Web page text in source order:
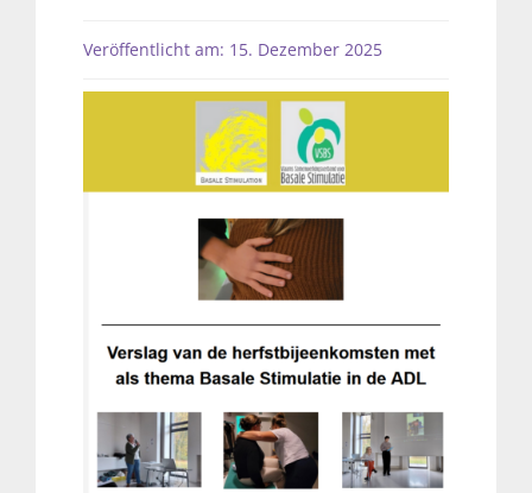
Veröffentlicht am: 15. Dezember 2025